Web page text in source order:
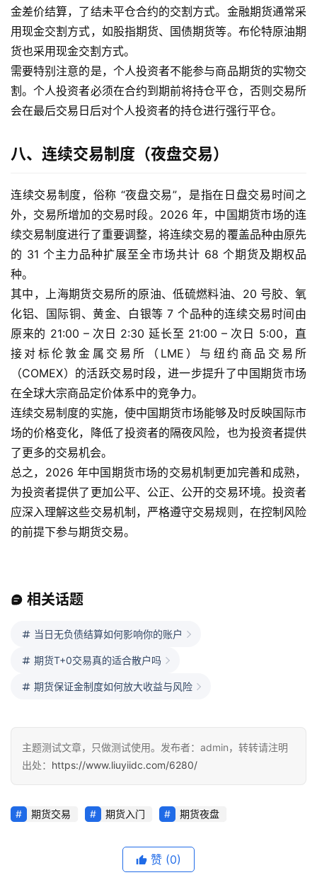
德
指
期
货
恒
期
期
货
开
户
白
银
期
货
纳
指
期
货
股
指
期
货
期
金差价结算，了结未平仓合约的交割方式。金融期货通常采
用现金交割方式，如股指期货、国债期货等。布伦特原油期
货也采用现金交割方式。
需要特别注意的是，个人投资者不能参与商品期货的实物交
割。个人投资者必须在合约到期前将持仓平仓，否则交易所
会在最后交易日后对个人投资者的持仓进行强行平仓。
八、连续交易制度（夜盘交易）
连续交易制度，俗称 “夜盘交易”，是指在日盘交易时间之
外，交易所增加的交易时段。2026 年，中国期货市场的连
续交易制度进行了重要调整，将连续交易的覆盖品种由原先
的 31 个主力品种扩展至全市场共计 68 个期货及期权品
种。
其中，上海期货交易所的原油、低硫燃料油、20 号胶、氧
化铝、国际铜、黄金、白银等 7 个品种的连续交易时间由
原来的 21:00 – 次日 2:30 延长至 21:00 – 次日 5:00，直
接对标伦敦金属交易所（LME）与纽约商品交易所
（COMEX）的活跃交易时段，进一步提升了中国期货市场
在全球大宗商品定价体系中的竞争力。
连续交易制度的实施，使中国期货市场能够及时反映国际市
场的价格变化，降低了投资者的隔夜风险，也为投资者提供
了更多的交易机会。
总之，2026 年中国期货市场的交易机制更加完善和成熟，
为投资者提供了更加公平、公正、公开的交易环境。投资者
应深入理解这些交易机制，严格遵守交易规则，在控制风险
的前提下参与期货交易。
相关话题
当日无负债结算如何影响你的账户
期货T+0交易真的适合散户吗
期货保证金制度如何放大收益与风险
主题测试文章，只做测试使用。发布者：admin，转转请注明
出处： https://www.liuyiidc.com/6280/
期货交易 期货入门 期货夜盘
赞 (0)